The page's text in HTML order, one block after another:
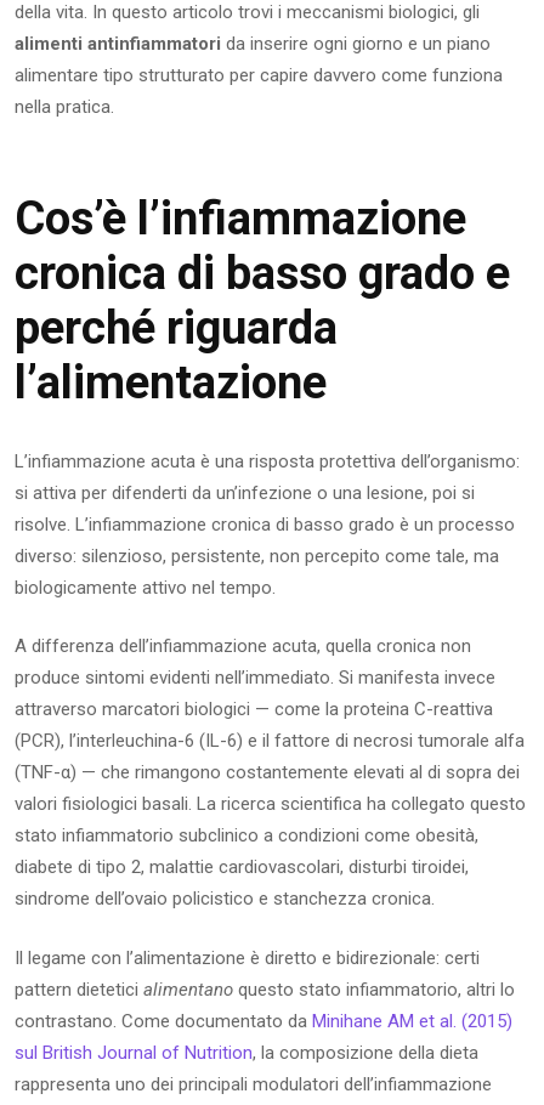
della vita. In questo articolo trovi i meccanismi biologici, gli
alimenti antinfiammatori da inserire ogni giorno e un piano
alimentare tipo strutturato per capire davvero come funziona
nella pratica.
Cos’è l’infiammazione
cronica di basso grado e
perché riguarda
l’alimentazione
L’infiammazione acuta è una risposta protettiva dell’organismo:
si attiva per difenderti da un’infezione o una lesione, poi si
risolve. L’infiammazione cronica di basso grado è un processo
diverso: silenzioso, persistente, non percepito come tale, ma
biologicamente attivo nel tempo.
A differenza dell’infiammazione acuta, quella cronica non
produce sintomi evidenti nell’immediato. Si manifesta invece
attraverso marcatori biologici — come la proteina C-reattiva
(PCR), l’interleuchina-6 (IL-6) e il fattore di necrosi tumorale alfa
(TNF-α) — che rimangono costantemente elevati al di sopra dei
valori fisiologici basali. La ricerca scientifica ha collegato questo
stato infiammatorio subclinico a condizioni come obesità,
diabete di tipo 2, malattie cardiovascolari, disturbi tiroidei,
sindrome dell’ovaio policistico e stanchezza cronica.
Il legame con l’alimentazione è diretto e bidirezionale: certi
pattern dietetici alimentano questo stato infiammatorio, altri lo
contrastano. Come documentato da Minihane AM et al. (2015)
sul British Journal of Nutrition, la composizione della dieta
rappresenta uno dei principali modulatori dell’infiammazione